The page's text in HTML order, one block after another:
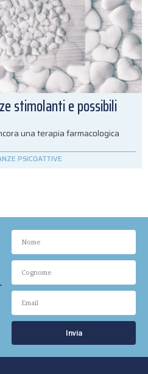
stimolanti e possibili
una terapia farmacologica
PSICOATTIVE
Invia